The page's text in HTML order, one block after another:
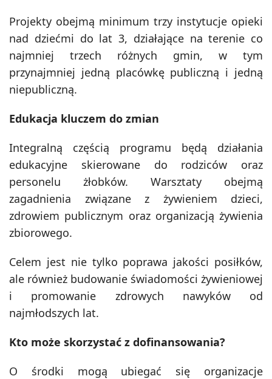
Projekty obejmą minimum trzy instytucje opieki
nad dziećmi do lat 3, działające na terenie co
najmniej trzech różnych gmin, w tym
przynajmniej jedną placówkę publiczną i jedną
niepubliczną.
Edukacja kluczem do zmian
Integralną częścią programu będą działania
edukacyjne skierowane do rodziców oraz
personelu żłobków. Warsztaty obejmą
zagadnienia związane z żywieniem dzieci,
zdrowiem publicznym oraz organizacją żywienia
zbiorowego.
Celem jest nie tylko poprawa jakości posiłków,
ale również budowanie świadomości żywieniowej
i promowanie zdrowych nawyków od
najmłodszych lat.
Kto może skorzystać z dofinansowania?
O środki mogą ubiegać się organizacje